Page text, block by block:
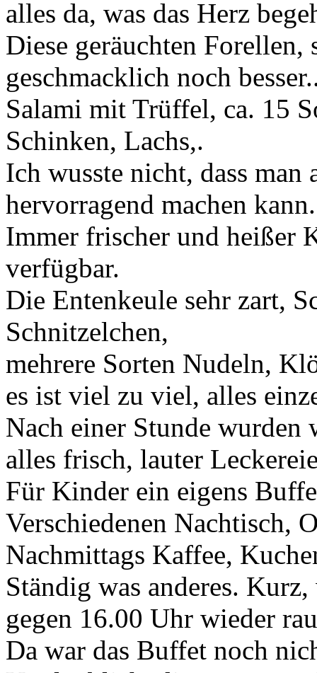
alles da, was das Herz
Diese geräuchten Forellen,
geschmacklich noch
Salami mit Trüffel, ca. 15
Schinken, Lachs,.
Ich wusste nicht, dass man
hervorragend machen kann.
Immer frischer und heißer
verfügbar.
Die Entenkeule sehr zart,
Schnitzelchen,
mehrere Sorten Nudeln,
es ist viel zu viel, alles
Nach einer Stunde wurden
alles frisch, lauter
Für Kinder ein eigens
Verschiedenen Nachtisch,
Nachmittags Kaffee,
Ständig was anderes.
gegen 16.00 Uhr wieder
Da war das Buffet noch